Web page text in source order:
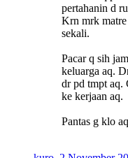
pertahanin d
Krn mrk
sekali.
Pacar q sih
keluarga aq.
dr pd tmpt aq.
ke kerjaan aq.
Pantas g klo